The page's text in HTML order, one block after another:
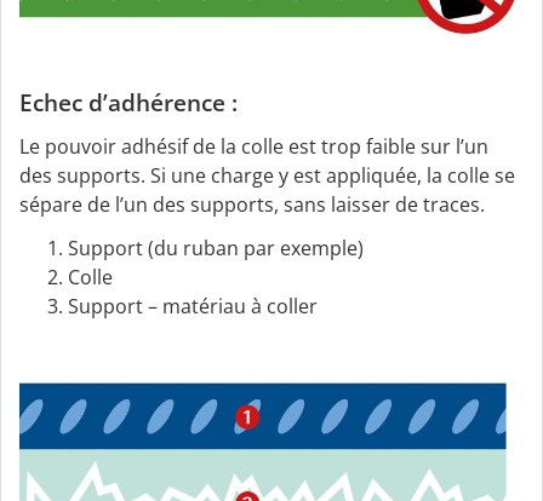
Echec d’adhérence :
Le pouvoir adhésif de la colle est trop faible sur l’un
des supports. Si une charge y est appliquée, la colle se
sépare de l’un des supports, sans laisser de traces.
Support (du ruban par exemple)
Colle
Support – matériau à coller